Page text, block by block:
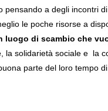
pensando a degli incontri
le poche risorse a
luogo di scambio che
la solidarietà sociale e la
parte del loro tempo